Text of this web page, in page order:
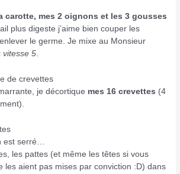
carotte, mes 2 oignons et les 3 gousses
plus digeste j’aime bien couper les
le germe. Je mixe au Monsieur
vitesse 5
je décortique mes 16 crevettes (4
est serré…
les pattes (et même les têtes si vous
les aient pas mises par conviction :D) dans